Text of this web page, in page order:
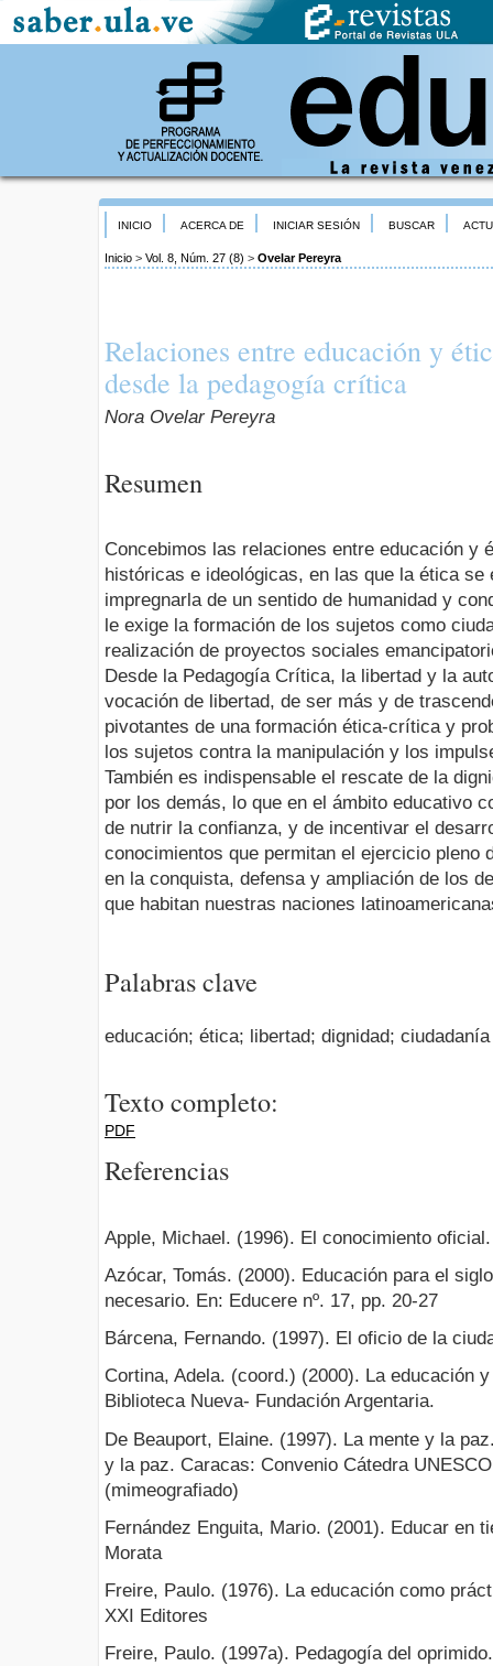
INICIO ACERCA DE INICIAR SESIÓN BUSCAR
Inicio > Vol. 8, Núm. 27 (8) > Ovelar Pereyra
Relaciones entre educación y
desde la pedagogía crítica
Nora Ovelar Pereyra
Resumen
Concebimos las relaciones entre educación y
históricas e ideológicas, en las que la ética se
impregnarla de un sentido de humanidad y
le exige la formación de los sujetos como
realización de proyectos sociales
Desde la Pedagogía Crítica, la libertad y la
vocación de libertad, de ser más y de
pivotantes de una formación ética-crítica y
los sujetos contra la manipulación y los
También es indispensable el rescate de la
por los demás, lo que en el ámbito educativo
de nutrir la confianza, y de incentivar el
conocimientos que permitan el ejercicio pleno
en la conquista, defensa y ampliación de los
que habitan nuestras naciones
Palabras clave
educación; ética; libertad; dignidad; ciudadanía
Texto completo:
PDF
Referencias
Apple, Michael. (1996). El conocimiento
Azócar, Tomás. (2000). Educación para el
necesario. En: Educere nº. 17, pp. 20-27
Bárcena, Fernando. (1997). El oficio de la
Cortina, Adela. (coord.) (2000). La educación
Biblioteca Nueva- Fundación Argentaria.
De Beauport, Elaine. (1997). La mente y la
y la paz. Caracas: Convenio Cátedra
(mimeografiado)
Fernández Enguita, Mario. (2001). Educar en
Morata
Freire, Paulo. (1976). La educación como
XXI Editores
Freire, Paulo. (1997a). Pedagogía del